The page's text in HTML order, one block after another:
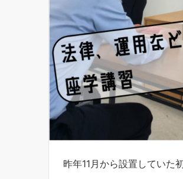
昨年11月から設置していた